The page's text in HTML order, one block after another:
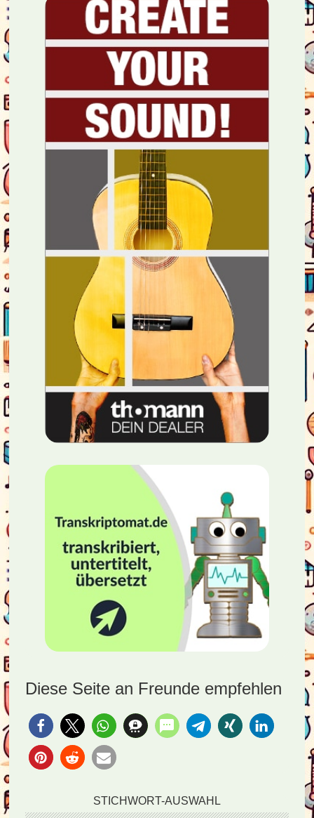
Diese Seite an Freunde empfehlen
STICHWORT-AUSWAHL